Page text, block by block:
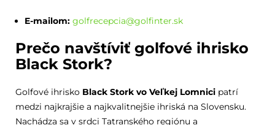
E-mailom: golfrecepcia@golfinter.sk
Prečo navštíviť golfové ihrisko
Black Stork?
Golfové ihrisko Black Stork vo Veľkej Lomnicipatrí
medzi najkrajšie a najkvalitnejšie ihriská na Slovensku.
Nachádza sa v srdci Tatranského regiónu a